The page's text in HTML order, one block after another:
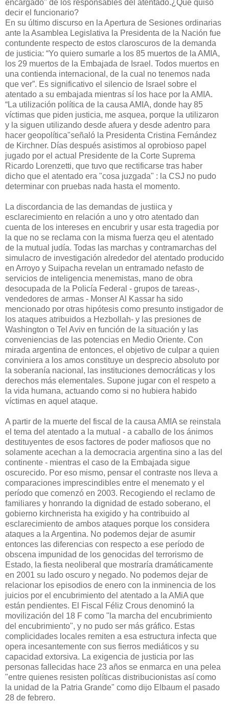
encargado" de los responsables del atentado.¿Qué quiso
decir el funcionario?
En su último discurso en la Apertura de Sesiones ordinarias
ante la Asamblea Legislativa la Presidenta de la Nación fue
contundente respecto de estos claroscuros de la demanda
de justicia: “Yo quiero sumarle a los 85 muertos de la AMIA,
los 29 muertos de la Embajada de Israel. Todos muertos en
una contienda internacional, de la cual no tenemos nada
que ver”. Es significativo el silencio de Israel sobre el
atentado a su embajada mientras sí los hace por la AMIA.
“La utilización política de la causa AMIA, donde hay 85
víctimas que piden justicia, me asquea, porque la utilizaron
y la siguen utilizando desde afuera y desde adentro para
hacer geopolítica"señaló la Presidenta Cristina Fernández
de Kirchner. Días después asistimos al oprobioso papel
jugado por el actual Presidente de la Corte Suprema
Ricardo Lorenzetti, que tuvo que rectificarse tras haber
dicho que el atentado era "cosa juzgada" : la CSJ no pudo
determinar con pruebas nada hasta el momento.
La discordancia de las demandas de justiica y
esclarecimiento en relación a uno y otro atentado dan
cuenta de los intereses en encubrir y usar esta tragedia por
la que no se reclama con la misma fuerza qeu el atentado
de la mutual judía. Todas las marchas y contramarchas del
simulacro de investigación alrededor del atentado producido
en Arroyo y Suipacha revelan un entramado nefasto de
servicios de inteligencia menemistas, mano de obra
desocupada de la Policía Federal - grupos de tareas-,
vendedores de armas - Monser Al Kassar ha sido
mencionado por otras hipótesis como presunto instigador de
los ataques atribuidos a Hezbollah- y las presiones de
Washington o Tel Aviv en función de la situación y las
conveniencias de las potencias en Medio Oriente. Con
mirada argentina de entonces, el objetivo de culpar a quien
conviniera a los amos constituye un desprecio absoluto por
la soberanía nacional, las instituciones democráticas y los
derechos más elementales. Supone jugar con el respeto a
la vida humana, actuando como si no hubiera habido
víctimas en aquel ataque.
A partir de la muerte del fiscal de la causa AMIA se reinstala
el tema del atentado a la mutual - a caballo de los ánimos
destituyentes de esos factores de poder mafiosos que no
solamente acechan a la democracia argentina sino a las del
continente - mientras el caso de la Embajada sigue
oscurecido. Por eso mismo, pensar el contraste nos lleva a
comparaciones imprescindibles entre el menemato y el
período que comenzó en 2003. Recogiendo el reclamo de
familiares y honrando la dignidad de estado soberano, el
gobierno kirchnerista ha exigido y ha contribuido al
esclarecimiento de ambos ataques porque los considera
ataques a la Argentina. No podemos dejar de asumir
entonces las diferencias con respecto a ese período de
obscena impunidad de los genocidas del terrorismo de
Estado, la fiesta neoliberal que mostraría dramáticamente
en 2001 su lado oscuro y negado. No podemos dejar de
relacionar los episodios de enero con la inminencia de los
juicios por el encubrimiento del atentado a la AMiA que
están pendientes. El Fiscal Féliz Crous denominó la
movilización del 18 F como "la marcha del encubrimiento
del encubrimiento", y no pudo ser más gráfico. Estas
complicidades locales remiten a esa estructura infecta que
opera incesantemente con sus fierros mediáticos y su
capacidad extorsiva. La exigencia de justicia por las
personas fallecidas hace 23 años se enmarca en una pelea
"entre quienes resisten políticas distribucionistas así como
la unidad de la Patria Grande" como dijo Elbaum el pasado
28 de febrero.